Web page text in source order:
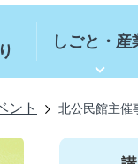
しごと・産
ント 北公民館主催